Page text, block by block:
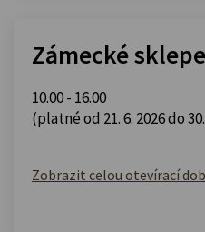
Zámecké
10.00 - 16.00
(platné od 21. 6. 2026 do
Zobrazit celou otevírací